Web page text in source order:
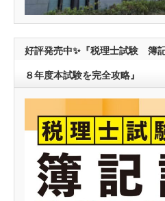
好評発売中✨『税理士試験 簿
８年度本試験を完全攻略』